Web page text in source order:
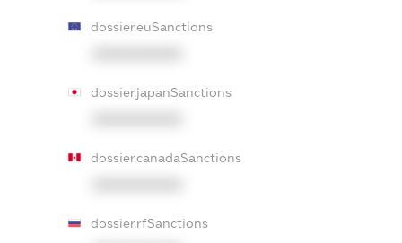
dossier.euSanctions
dossier.japanSanctions
dossier.canadaSanctions
dossier.rfSanctions